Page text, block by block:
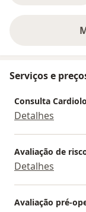
Serviços e
Consulta
Detalhes
Avaliação de
Detalhes
Avaliação pré-